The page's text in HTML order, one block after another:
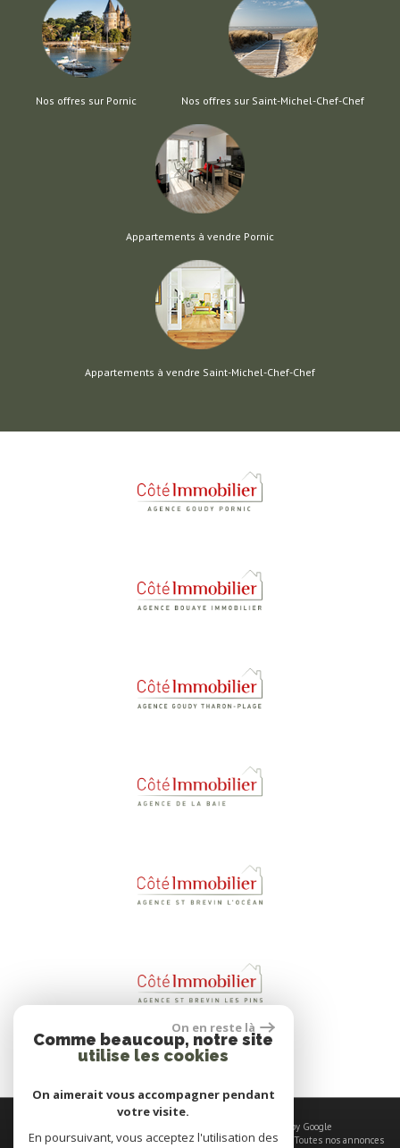
Nos offres sur Pornic Nos offres sur Saint-Michel-Chef-Chef
Appartements à vendre Pornic
Appartements à vendre Saint-Michel-Chef-Chef
© 2026 | Tous droits réservés | Traduction powered by Google
Plan du site-Mentions légales-Nos honoraires-Liens- Admin Toutes nos annonces
On en reste là
Comme beaucoup, notre site
utilise les cookies
On aimerait vous accompagner pendant
votre visite.
En poursuivant, vous acceptez l'utilisation des